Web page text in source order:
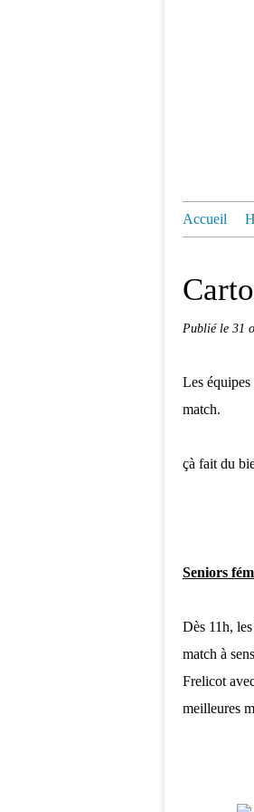
Accueil
Publié le 31
Les
match.
çà fait du
Seniors
Dès 11h,
match à
Frelicot
meilleures